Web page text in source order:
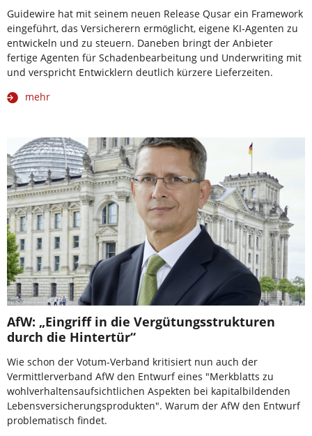
Guidewire hat mit seinem neuen Release Qusar ein Framework
eingeführt, das Versicherern ermöglicht, eigene KI-Agenten zu
entwickeln und zu steuern. Daneben bringt der Anbieter
fertige Agenten für Schadenbearbeitung und Underwriting mit
und verspricht Entwicklern deutlich kürzere Lieferzeiten.
mehr
AfW: „Eingriff in die Vergütungsstrukturen
durch die Hintertür“
Wie schon der Votum-Verband kritisiert nun auch der
Vermittlerverband AfW den Entwurf eines "Merkblatts zu
wohlverhaltensaufsichtlichen Aspekten bei kapitalbildenden
Lebensversicherungsprodukten". Warum der AfW den Entwurf
problematisch findet.